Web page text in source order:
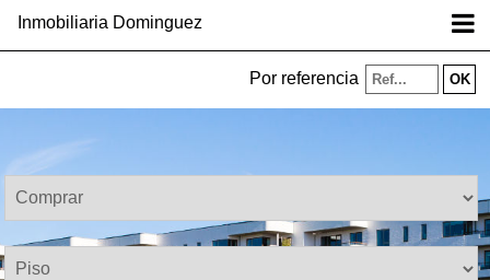
Inmobiliaria Dominguez
Por referencia